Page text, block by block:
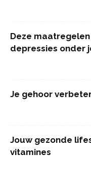
Deze
depressies onder
Je gehoor
Jouw gezonde
vitamines